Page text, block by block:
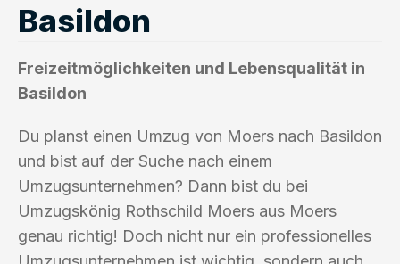
Basildon
Freizeitmöglichkeiten und Lebensqualität in
Basildon
Du planst einen Umzug von Moers nach Basildon
und bist auf der Suche nach einem
Umzugsunternehmen? Dann bist du bei
Umzugskönig Rothschild Moers aus Moers
genau richtig! Doch nicht nur ein professionelles